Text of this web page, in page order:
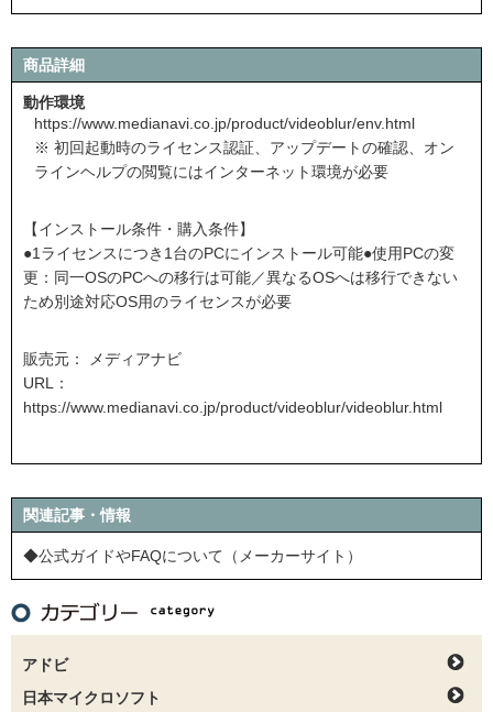
商品詳細
動作環境
https://www.medianavi.co.jp/product/videoblur/env.html
※ 初回起動時のライセンス認証、アップデートの確認、オン
ラインヘルプの閲覧にはインターネット環境が必要
【インストール条件・購入条件】
●1ライセンスにつき1台のPCにインストール可能●使用PCの変
更：同一OSのPCへの移行は可能／異なるOSへは移行できない
ため別途対応OS用のライセンスが必要
販売元： メディアナビ
URL：
https://www.medianavi.co.jp/product/videoblur/videoblur.html
関連記事・情報
◆公式ガイドやFAQについて（メーカーサイト）
アドビ
日本マイクロソフト